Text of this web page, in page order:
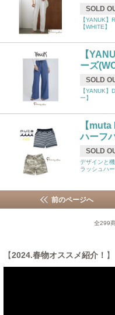
SOLD
【YANUK
【WHITE】
【
ーズ
SOLD
【YANUK
ー】
【
ハーフ
SOLD
デザインと
ラッシュハー
前のページへ
全299
【2024.春物オススメ紹介！ 】